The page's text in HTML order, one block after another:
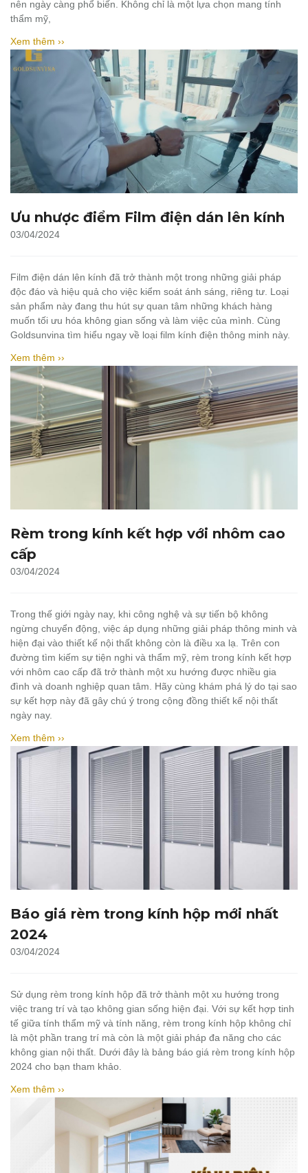
nên ngày càng phổ biến. Không chỉ là một lựa chọn mang tính
thẩm mỹ,
Xem thêm ››
Ưu nhược điểm Film điện dán lên kính
03/04/2024
Film điện dán lên kính đã trở thành một trong những giải pháp
độc đáo và hiệu quả cho việc kiểm soát ánh sáng, riêng tư. Loại
sản phẩm này đang thu hút sự quan tâm những khách hàng
muốn tối ưu hóa không gian sống và làm việc của mình. Cùng
Goldsunvina tìm hiểu ngay về loại film kính điện thông minh này.
Xem thêm ››
Rèm trong kính kết hợp với nhôm cao
cấp
03/04/2024
Trong thế giới ngày nay, khi công nghệ và sự tiến bộ không
ngừng chuyển động, việc áp dụng những giải pháp thông minh và
hiện đại vào thiết kế nội thất không còn là điều xa lạ. Trên con
đường tìm kiếm sự tiện nghi và thẩm mỹ, rèm trong kính kết hợp
với nhôm cao cấp đã trở thành một xu hướng được nhiều gia
đình và doanh nghiệp quan tâm. Hãy cùng khám phá lý do tại sao
sự kết hợp này đã gây chú ý trong cộng đồng thiết kế nội thất
ngày nay.
Xem thêm ››
Báo giá rèm trong kính hộp mới nhất
2024
03/04/2024
Sử dụng rèm trong kính hộp đã trở thành một xu hướng trong
việc trang trí và tạo không gian sống hiện đại. Với sự kết hợp tinh
tế giữa tính thẩm mỹ và tính năng, rèm trong kính hộp không chỉ
là một phần trang trí mà còn là một giải pháp đa năng cho các
không gian nội thất. Dưới đây là bảng báo giá rèm trong kính hộp
2024 cho bạn tham khảo.
Xem thêm ››